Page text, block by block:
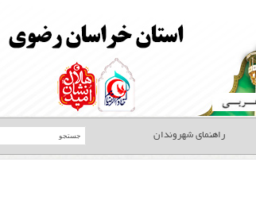
راهنمای شهروندان